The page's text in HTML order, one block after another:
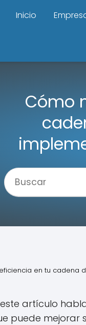
Inicio
Cómo
en tu cadena
este artículo
puede mejorar